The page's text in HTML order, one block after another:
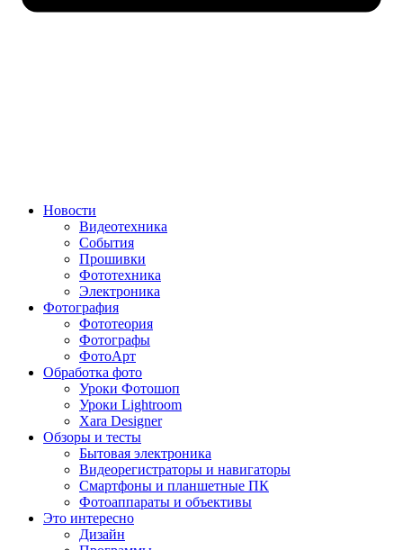
Новости
Видеотехника
События
Прошивки
Фототехника
Электроника
Фотография
Фототеория
Фотографы
ФотоАрт
Обработка фото
Уроки Фотошоп
Уроки Lightroom
Xara Designer
Обзоры и тесты
Бытовая электроника
Видеорегистраторы и навигаторы
Смартфоны и планшетные ПК
Фотоаппараты и объективы
Это интересно
Дизайн